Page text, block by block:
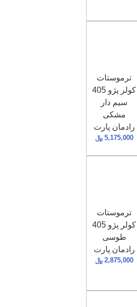
ترموستات
کولر پژو 405
سیم دار
مشکی
رادمان پارت
5,175,000 ﷼
ترموستات
کولر پژو 405
طوسی
رادمان پارت
2,875,000 ﷼